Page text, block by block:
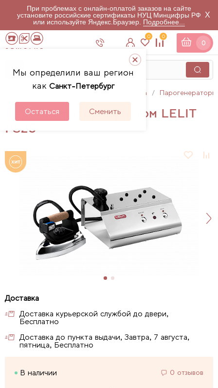
При проблемах с онлайн-оплатой заказов на сайте
установите российские сертификаты НУЦ Минцифры РФ
или используйте Яндекс.Браузер. Подробнее...
X
Мы определили ваш регион
как Санкт-Петербург
Остаться Сменить
0 0
0
Гладильная техника Парогенераторы
Парогенератор с утюгом LELIT
PS25
Доставка курьерской службой до двери,
Бесплатно
Доставка до пункта выдачи, Завтра, 7 августа,
пятница, Бесплатно
В наличии 0 отзывов